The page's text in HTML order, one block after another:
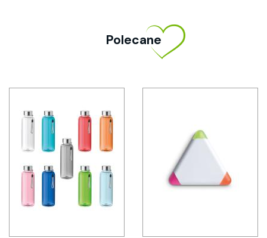
Polecane